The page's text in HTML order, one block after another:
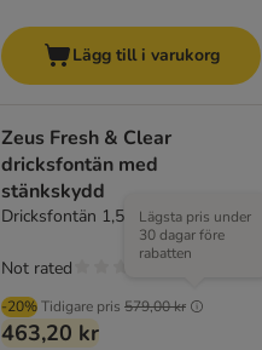
Lägg till i varukorg
Zeus Fresh & Clear
dricksfontän med
stänkskydd
Dricksfontän 1,5 liter
-20%Tidigare pris 579,00 kr
Lägsta pris under
30 dagar före
rabatten
463,20 kr
Not rated